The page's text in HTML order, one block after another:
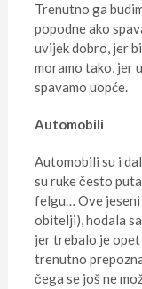
Trenutno ga
popodne ako
uvijek dobro, jer
moramo tako, jer
spavamo uopće.
Automobili
Automobili su i
su ruke često
felgu… Ove jeseni
obitelji), hodala
jer trebalo je
trenutno
čega se još ne